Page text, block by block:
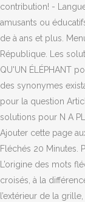
contribution! -
amusants ou
de à ans et plus.
République. Les
QU'UN ÉLÉPHANT
des synonymes
pour la question
solutions pour N A
Ajouter cette page
Fléchés 20 Minutes.
L’origine des mots
croisés, à la
l’extérieur de la